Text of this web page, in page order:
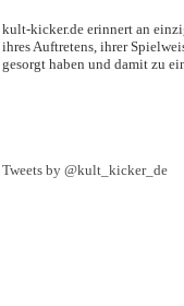
kult-kicker.de erinnert an
ihres Auftretens, ihrer
gesorgt haben und damit zu
Tweets by @kult_kicker_de